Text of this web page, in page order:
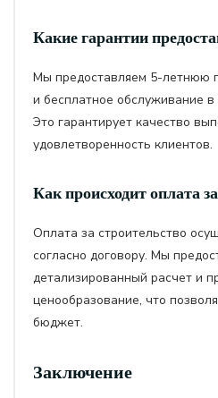
Какие гарантии
Мы предоставляем 5-летнюю
и бесплатное обслуживание в
Это гарантирует качество
удовлетворенность клиентов.
Как происходит оплата
Оплата за строительство
согласно договору. Мы
детализированный расчет и
ценообразование, что
бюджет.
Заключение